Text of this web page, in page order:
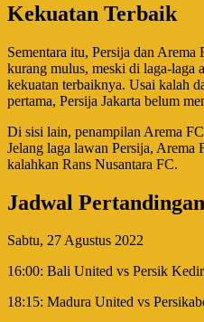
Kekuatan Terbaik
Sementara itu, Persija dan
kurang mulus, meski di laga-laga
kekuatan terbaiknya. Usai kalah
pertama, Persija Jakarta belum
Di sisi lain, penampilan Arema
Jelang laga lawan Persija, Arema
kalahkan Rans Nusantara FC.
Jadwal Pertandingan
Sabtu, 27 Agustus 2022
16:00: Bali United vs Persik
18:15: Madura United vs